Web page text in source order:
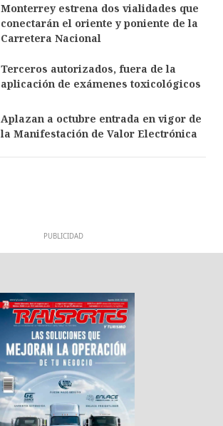
Monterrey estrena dos vialidades que
conectarán el oriente y poniente de la
Carretera Nacional
Terceros autorizados, fuera de la
aplicación de exámenes toxicológicos
Aplazan a octubre entrada en vigor de
la Manifestación de Valor Electrónica
PUBLICIDAD